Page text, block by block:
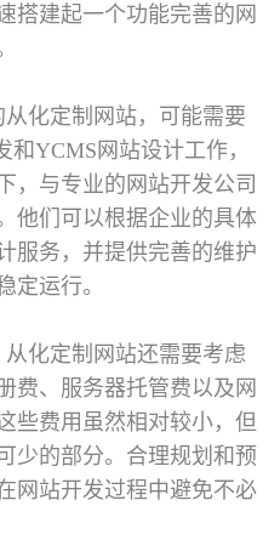
搭建起一个功能完善的网
化定制网站，可能需要
YCMS网站设计工作，
，与专业的网站开发公司
他们可以根据企业的具体
服务，并提供完善的维护
定运行。
化定制网站还需要考虑
费、服务器托管费以及网
些费用虽然相对较小，但
少的部分。合理规划和预
网站开发过程中避免不必